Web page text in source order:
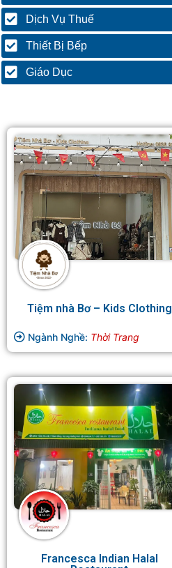
Dịch Vụ Thuế
Thiết Bị Bếp
Giáo Dục
Tiệm nhà Bơ – Kids Clothing
Ngành Nghề: Thời Trang
Francesca Indian Halal